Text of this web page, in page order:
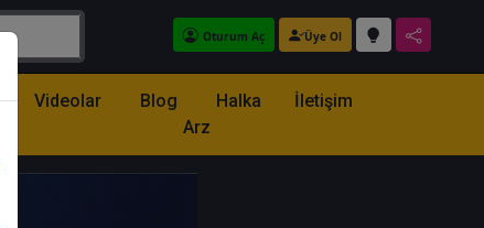
Oturum Aç Üye Ol
Videolar Blog
Halka
Arz
İletişim